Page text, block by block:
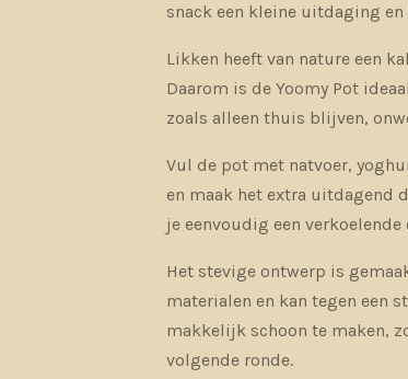
snack een kleine uitdaging
Likken heeft van nature een
Daarom is de Yoomy Pot
zoals alleen thuis blijven,
Vul de pot met natvoer,
en maak het extra uitdagend
je eenvoudig een
Het stevige ontwerp is
materialen en kan tegen een
makkelijk schoon te maken,
volgende ronde.